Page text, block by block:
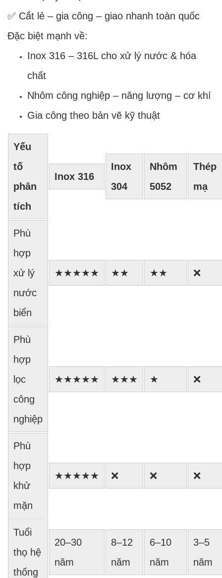
✅ Cắt lẻ – gia công – giao nhanh toàn quốc
Đặc biệt mạnh về:
Inox 316 – 316L cho xử lý nước & hóa
chất
Nhôm công nghiệp – năng lượng – cơ khí
Gia công theo bản vẽ kỹ thuật
Yếu
tố
phân
tích
Inox 316
Inox
304
Nhôm
5052
Thép
mạ
Phù
hợp
xử lý
nước
biển
★★★★★ ★★ ★★ ❌
Phù
hợp
lọc
công
nghiệp
★★★★★ ★★★ ★ ❌
Phù
hợp
khử
mặn
★★★★★ ❌ ❌ ❌
Tuổi
thọ hệ
thống
20–30
năm
8–12
năm
6–10
năm
3–5
năm